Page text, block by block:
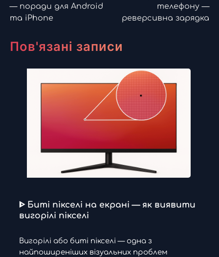
— поради для Android
та iPhone
телефону —
реверсивна зарядка
Пов'язані записи
ᐈ Биті пікселі на екрані — як виявити
вигорілі пікселі
Вигорілі або биті пікселі — одна з
найпоширеніших візуальних проблем